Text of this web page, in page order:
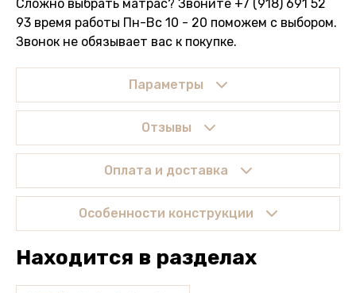
Сложно выбрать матрас? Звоните +7 (918) 691 52
93 время работы Пн-Вс 10 - 20 поможем с выбором.
Звонок не обязывает вас к покупке.
Параметры
Отзывы
Оплата и доставка
Особенности конструкции
Находится в разделах